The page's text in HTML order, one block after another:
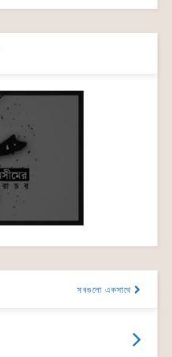
সবগুলো একসাথে